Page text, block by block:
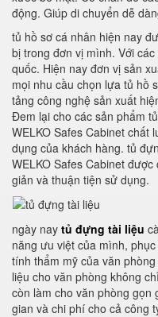
động. Giúp di chuyển dễ
tủ hồ sơ cá nhân hiện nay
bị trong đơn vị mình. Với
quốc. Hiện nay đơn vị sản
mọi nhu cầu chọn lựa tủ hồ
tảng công nghệ sản xuất
Đem lại cho các sản phẩm
WELKO Safes Cabinet
dụng của khách hàng. tủ
WELKO Safes Cabinet
giản và thuận tiện sử dụng.
ngày nay tủ đựng tài liệu
năng ưu việt của mình,
tính thẩm mỹ của văn
liệu cho văn phòng không
còn làm cho văn phòng gọn
gian và chi phí cho cả công